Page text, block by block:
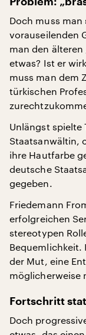
Doch muss man
vorauseilenden
man den
etwas? Ist er
muss man dem
türkischen
Unlängst spielte
Staatsanwältin,
ihre Hautfarbe
deutsche
gegeben.
Friedemann
erfolgreichen
stereotypen
Bequemlichkeit.
der Mut, eine
möglicherweise
Fortschritt
Doch